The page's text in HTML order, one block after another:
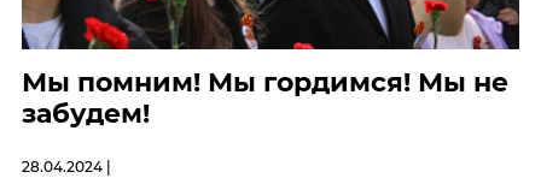
Мы помним! Мы гордимся! Мы не
забудем!
28.04.2024 |